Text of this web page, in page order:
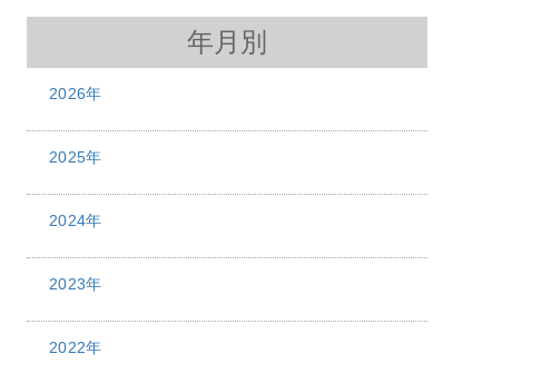
年月別
2026年
2025年
2024年
2023年
2022年